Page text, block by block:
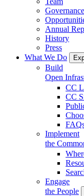
Governance
Annual
History
Press
What We Do
Build
Open
CC
CC
Implement
the
Engage
the People